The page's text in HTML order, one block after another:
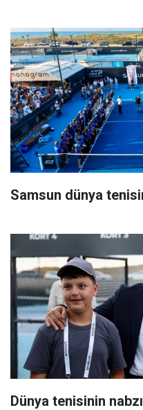
Samsun dünya
Dünya tenisinin